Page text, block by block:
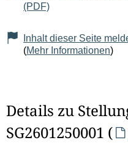
(PDF)
Inhalt dieser Seite
(Mehr Informationen)
Details zu
SG2601250001 (